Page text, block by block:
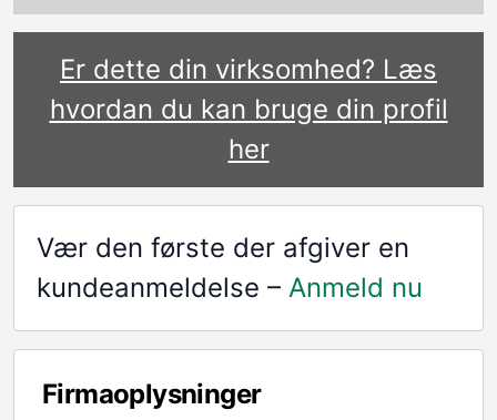
Er dette din virksomhed? Læs
hvordan du kan bruge din profil
her
Vær den første der afgiver en
kundeanmeldelse – Anmeld nu
Firmaoplysninger